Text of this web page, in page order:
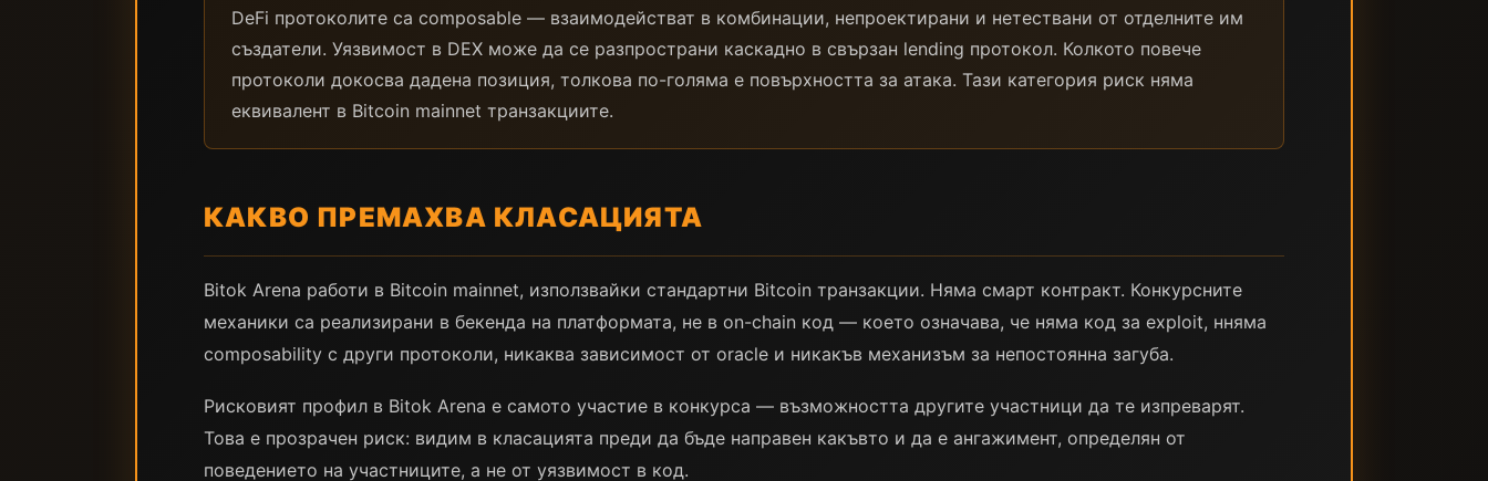
DeFi протоколите са composable — взаимодействат в комбинации, непроектирани и нетествани от отделните им
създатели. Уязвимост в DEX може да се разпространи каскадно в свързан lending протокол. Колкото повече
протоколи докосва дадена позиция, толкова по-голяма е повърхността за атака. Тази категория риск няма
еквивалент в Bitcoin mainnet транзакциите.
КАКВО ПРЕМАХВА КЛАСАЦИЯТА
Bitok Arena работи в Bitcoin mainnet, използвайки стандартни Bitcoin транзакции. Няма смарт контракт. Конкурсните
механики са реализирани в бекенда на платформата, не в on-chain код — което означава, че няма код за exploit, нняма
composability с други протоколи, никаква зависимост от oracle и никакъв механизъм за непостоянна загуба.
Рисковият профил в Bitok Arena е самото участие в конкурса — възможността другите участници да те изпреварят.
Това е прозрачен риск: видим в класацията преди да бъде направен какъвто и да е ангажимент, определян от
поведението на участниците, а не от уязвимост в код.